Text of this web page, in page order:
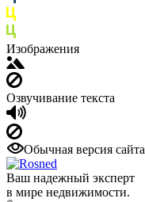
Изображения
Озвучивание текста
Обычная версия сайта
Ваш надежный эксперт
в мире недвижимости.